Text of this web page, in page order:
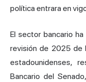
política entrara en
El sector bancario
revisión de 2025 de
estadounidenses,
Bancario del